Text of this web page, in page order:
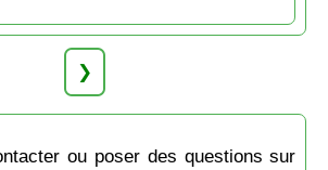
❯
ou poser des questions sur